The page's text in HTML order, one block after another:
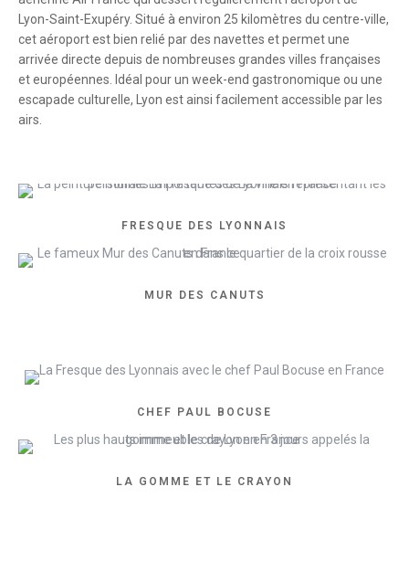
Lyon-Saint-Exupéry. Situé à environ 25 kilomètres du centre-ville,
cet aéroport est bien relié par des navettes et permet une
arrivée directe depuis de nombreuses grandes villes françaises
et européennes. Idéal pour un week-end gastronomique ou une
escapade culturelle, Lyon est ainsi facilement accessible par les
airs.
FRESQUE DES LYONNAIS
MUR DES CANUTS
CHEF PAUL BOCUSE
LA GOMME ET LE CRAYON